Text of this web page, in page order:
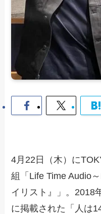
4月22日（木）に
組「Life Time Audio
イリスト』」。2018
に掲載された「人は